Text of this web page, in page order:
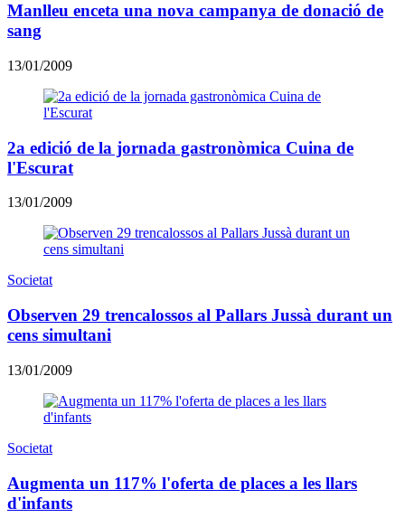
Manlleu enceta una nova campanya de donació de
sang
13/01/2009
2a edició de la jornada gastronòmica Cuina de
l'Escurat
13/01/2009
Societat
Observen 29 trencalossos al Pallars Jussà durant un
cens simultani
13/01/2009
Societat
Augmenta un 117% l'oferta de places a les llars
d'infants